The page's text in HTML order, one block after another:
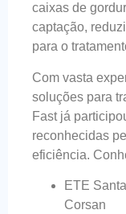
caixas de
captação,
para o
Com vasta
soluções para
Fast já
reconhecidas
eficiência.
ETE
Corsan